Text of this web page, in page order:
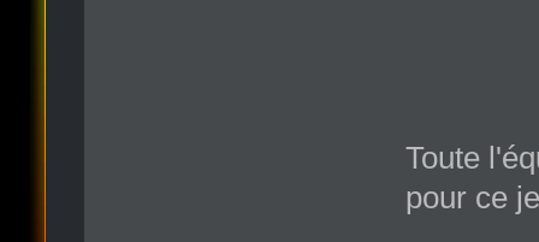
Toute
pour ce